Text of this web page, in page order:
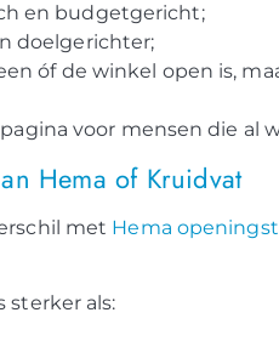
en budgetgericht;
doelgerichter;
óf de winkel open is,
voor mensen die al
Hema of Kruidvat
met Hema
sterker als: